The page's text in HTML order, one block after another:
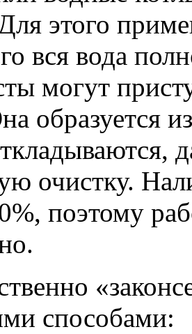
этого
вся вода
могут
образуется
очистку.
поэтому
способами: